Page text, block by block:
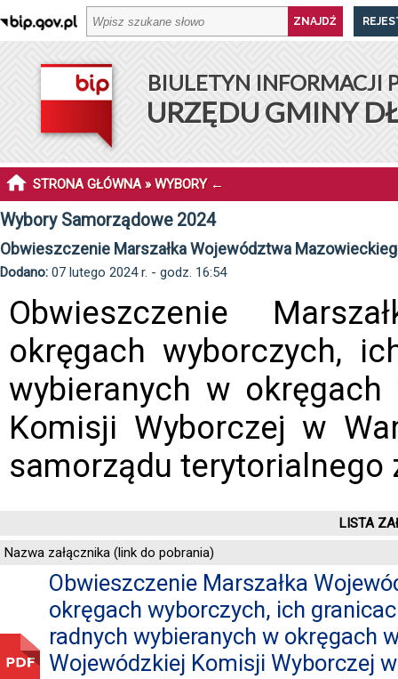
BIULETYN INFORMACJI
URZĘDU GMINY
STRONA GŁÓWNA»WYBORY←
Wybory Samorządowe 2024
Obwieszczenie Marszałka Województwa
Dodano: 07 lutego 2024 r. - godz. 16:54
Obwieszczenie
okręgach wyborczych,
wybieranych w
Komisji Wyborczej w
samorządu terytorialnego
LISTA
Nazwa załącznika (link do pobrania)
Obwieszczenie Marszałka
okręgach wyborczych, ich
radnych wybieranych w okręgach
Wojewódzkiej Komisji Wyborczej